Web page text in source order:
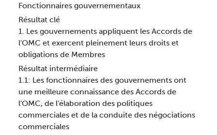
Fonctionnaires gouvernementaux
Résultat clé
1. Les gouvernements appliquent les Accords de
l'OMC et exercent pleinement leurs droits et
obligations de Membres
Résultat intermédiaire
1.1: Les fonctionnaires des gouvernements ont
une meilleure connaissance des Accords de
l'OMC, de l'élaboration des politiques
commerciales et de la conduite des négociations
commerciales